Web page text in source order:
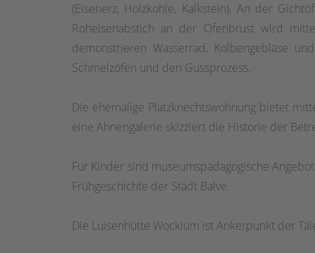
(Eisenerz, Holzkohle, Kalkstein). An der
Roheisenabstich an der Ofenbrust wird
demonstrieren Wasserrad, Kolbengebläse
Schmelzöfen und den Gussprozess.
Die ehemalige Platzknechtswohnung bietet
eine Ahnengalerie skizziert die Historie der
Für Kinder sind museumspädagogische
Frühgeschichte der Stadt Balve.
Die Luisenhütte Wocklum ist Ankerpunkt der